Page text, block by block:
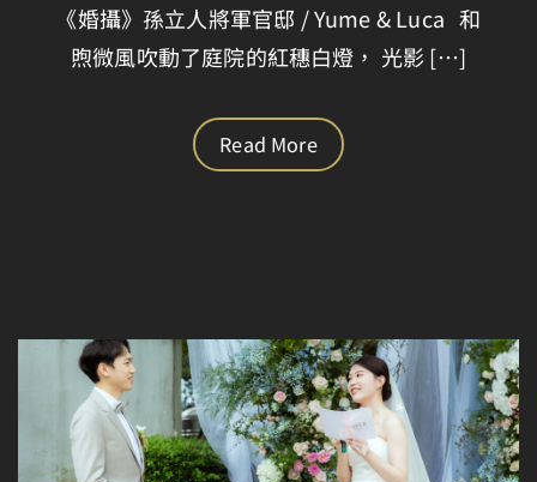
《婚攝》孫立人將軍官邸 / Yume & Luca 和
煦微風吹動了庭院的紅穗白燈， 光影 […]
Read More